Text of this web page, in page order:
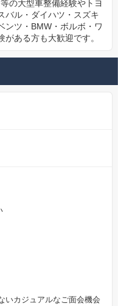
の大型車整備経験やトヨ
バル・ダイハツ・スズキ
ンツ・BMW・ボルボ・ワ
ある方も大歓迎です。
いカジュアルなご面会機会